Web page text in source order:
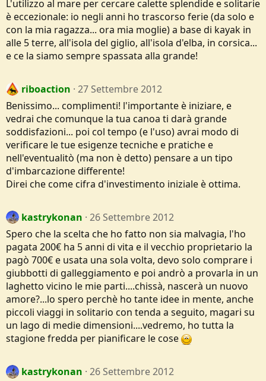
L'utilizzo al mare per cercare calette splendide e solitarie
è eccezionale: io negli anni ho trascorso ferie (da solo e
con la mia ragazza... ora mia moglie) a base di kayak in
alle 5 terre, all'isola del giglio, all'isola d'elba, in corsica...
e ce la siamo sempre spassata alla grande!
riboaction
27 Settembre 2012
Benissimo... complimenti! l'importante è iniziare, e
vedrai che comunque la tua canoa ti darà grande
soddisfazioni... poi col tempo (e l'uso) avrai modo di
verificare le tue esigenze tecniche e pratiche e
nell'eventualitò (ma non è detto) pensare a un tipo
d'imbarcazione differente!
Direi che come cifra d'investimento iniziale è ottima.
kastrykonan
26 Settembre 2012
Spero che la scelta che ho fatto non sia malvagia, l'ho
pagata 200€ ha 5 anni di vita e il vecchio proprietario la
pagò 700€ e usata una sola volta, devo solo comprare i
giubbotti di galleggiamento e poi andrò a provarla in un
laghetto vicino le mie parti....chissà, nascerà un nuovo
amore?...lo spero perchè ho tante idee in mente, anche
piccoli viaggi in solitario con tenda a seguito, magari su
un lago di medie dimensioni....vedremo, ho tutta la
stagione fredda per pianificare le cose
kastrykonan
26 Settembre 2012